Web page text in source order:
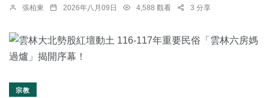
張柏東 2026年八月09日 4,588 觀看 3 分享
宗教